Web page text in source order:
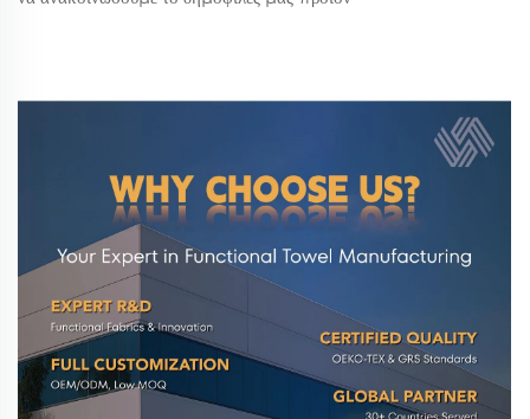
τα ρόπαλά τους και τις μπάλες τους...